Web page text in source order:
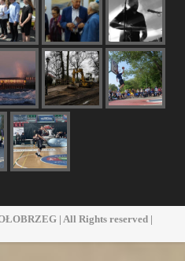
| All Rights reserved |